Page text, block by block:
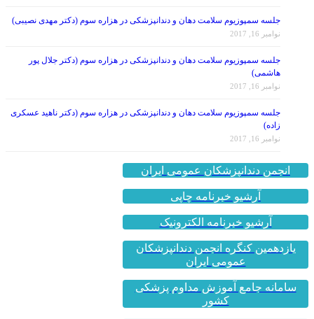
جلسه سمپوزیوم سلامت دهان و دندانپزشکی در هزاره سوم (دکتر مهدی نصیبی)
نوامبر 16, 2017
جلسه سمپوزیوم سلامت دهان و دندانپزشکی در هزاره سوم (دکتر جلال پور
هاشمی)
نوامبر 16, 2017
جلسه سمپوزیوم سلامت دهان و دندانپزشکی در هزاره سوم (دکتر ناهید عسکری
زاده)
نوامبر 16, 2017
انجمن دندانپزشکان عمومی ایران
آرشیو خبرنامه چاپی
آرشیو خبرنامه الکترونیک
یازدهمین کنگره انجمن دندانپزشکان
عمومی ایران
سامانه جامع آموزش مداوم پزشکی
کشور